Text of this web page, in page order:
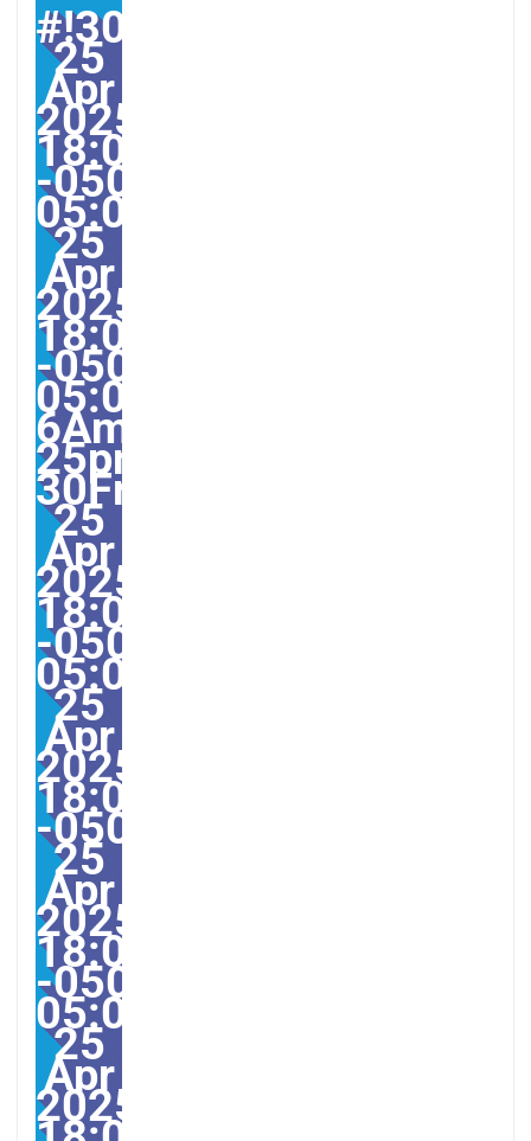
#!30Fri,
25
Apr
2025
18:08:00
-0500-
05:000030#30Fri,
25
Apr
2025
18:08:00
-0500-
05:00-
6America/
25pm30pm-
30Fri,
25
Apr
2025
18:08:00
-0500-
05:006America/
25
Apr
2025
18:08:00
-
25
Apr
2025
18:08:00
-0500-
05:00America/
25
Apr
2025